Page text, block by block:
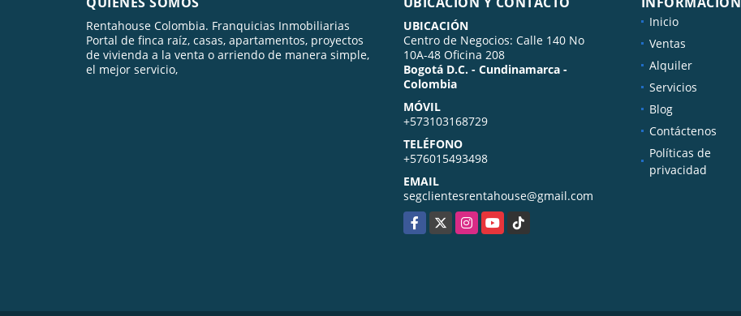
Rentahouse Colombia. Franquicias Inmobiliarias
Portal de finca raíz, casas, apartamentos, proyectos
de vivienda a la venta o arriendo de manera simple,
el mejor servicio,
UBICACIÓN
Centro de Negocios: Calle 140 No
10A-48 Oficina 208
Bogotá D.C. - Cundinamarca -
Colombia
MÓVIL
+573103168729
TELÉFONO
+576015493498
EMAIL
segclientesrentahouse@gmail.com
Facebook
X InstagramYouTubeTikTok
Inicio
Ventas
Alquiler
Servicios
Blog
Contáctenos
Políticas de
privacidad